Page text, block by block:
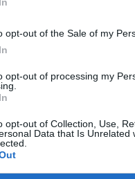
opt-out of the Sale of my
opt-out of processing my
opt-out of Collection, Use,
Data that Is Unrelated
való.